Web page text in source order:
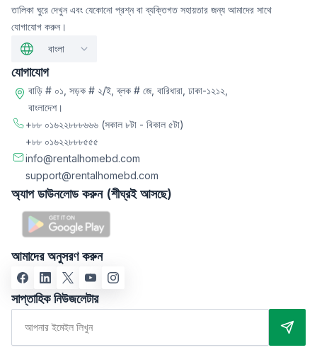
তালিকা ঘুরে দেখুন এবং যেকোনো প্রশ্ন বা ব্যক্তিগত সহায়তার জন্য আমাদের সাথে
যোগাযোগ করুন।
বাংলা
যোগাযোগ
বাড়ি # ০১, সড়ক # ২/ই, ব্লক # জে, বারিধারা, ঢাকা-১২১২,
বাংলাদেশ।
+৮৮ ০১৬২২৮৮৮৬৬৬ (সকাল ৮টা - বিকাল ৫টা)
+৮৮ ০১৬২২৮৮৮৫৫৫
info@rentalhomebd.com
support@rentalhomebd.com
অ্যাপ ডাউনলোড করুন (শীঘ্রই আসছে)
আমাদের অনুসরণ করুন
সাপ্তাহিক নিউজলেটার